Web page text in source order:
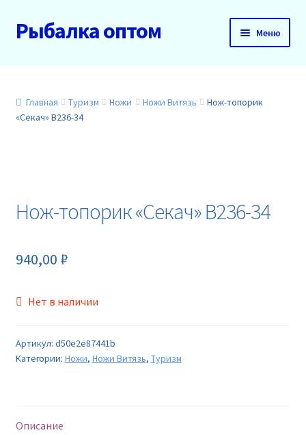
Перейти
к
Перейти
к
Рыбалка оптом Меню
О нас
Новинки
Главная Туризм Ножи Ножи Витязь
Нож-топорик
«Секач» B236-34
Нож-топорик «Секач» B236-34
940,00 ₽
Нет в наличии
Артикул: d50e2e87441b
Категории: Ножи, Ножи Витязь, Туризм
Описание